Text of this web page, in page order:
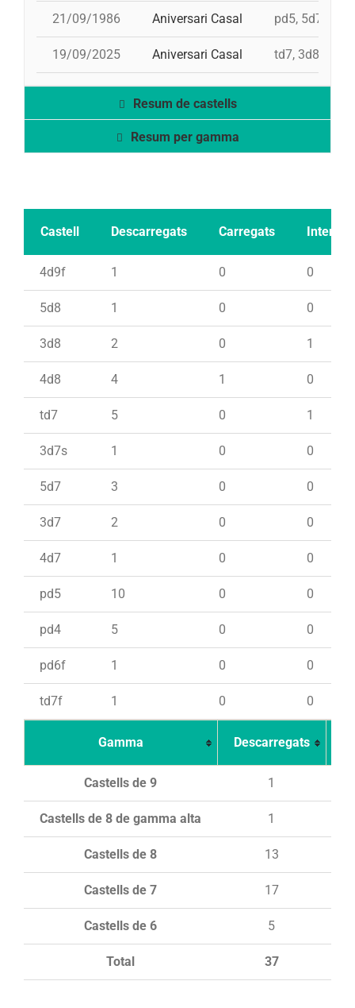
21/09/1986 Aniversari Casal pd5, 5d7, td7,
19/09/2025 Aniversari Casal td7, 3d8,
Resum de castells
Resum per gamma
Castell Descarregats Carregats Intents
4d9f 1 0 0
5d8 1 0 0
3d8 2 0 1
4d8 4 1 0
td7 5 0 1
3d7s 1 0 0
5d7 3 0 0
3d7 2 0 0
4d7 1 0 0
pd5 10 0 0
pd4 5 0 0
pd6f 1 0 0
td7f 1 0 0
Gamma Descarregats
Total 37
Castells de 9 1
Castells de 8 de gamma alta 1
Castells de 8 13
Castells de 7 17
Castells de 6 5